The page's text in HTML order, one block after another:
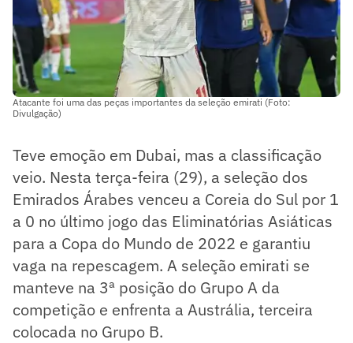
Atacante foi uma das peças importantes da seleção emirati (Foto:
Divulgação)
Teve emoção em Dubai, mas a classificação
veio. Nesta terça-feira (29), a seleção dos
Emirados Árabes venceu a Coreia do Sul por 1
a 0 no último jogo das Eliminatórias Asiáticas
para a Copa do Mundo de 2022 e garantiu
vaga na repescagem. A seleção emirati se
manteve na 3ª posição do Grupo A da
competição e enfrenta a Austrália, terceira
colocada no Grupo B.